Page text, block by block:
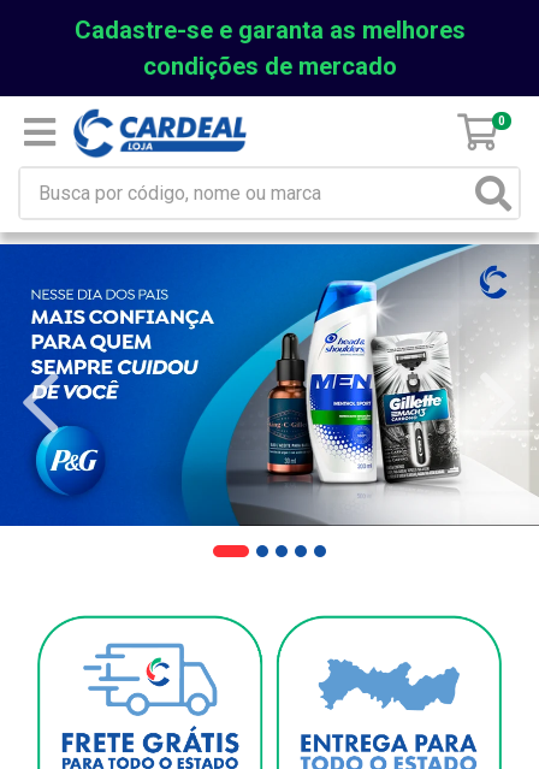
Cadastre-se e garanta as melhores
condições de mercado
0